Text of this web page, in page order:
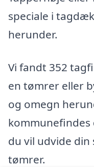
speciale i
herunder.
Vi fandt 352
en tømrer eller
og omegn
du vil udvide
tømrer.